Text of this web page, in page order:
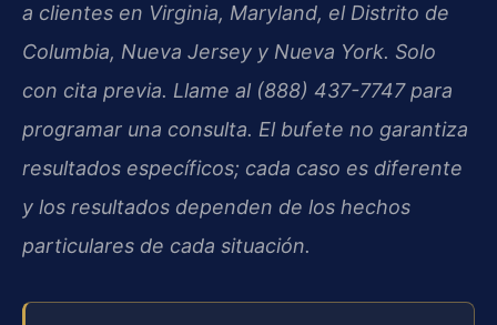
a clientes en Virginia, Maryland, el Distrito de
Columbia, Nueva Jersey y Nueva York. Solo
con cita previa. Llame al (888) 437-7747 para
programar una consulta. El bufete no garantiza
resultados específicos; cada caso es diferente
y los resultados dependen de los hechos
particulares de cada situación.